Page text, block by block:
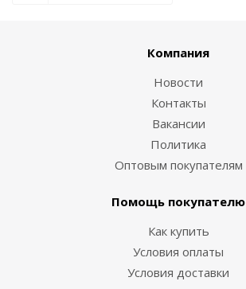
Компания
Новости
Контакты
Вакансии
Политика
Оптовым покупателям
Помощь покупателю
Как купить
Условия оплаты
Условия доставки